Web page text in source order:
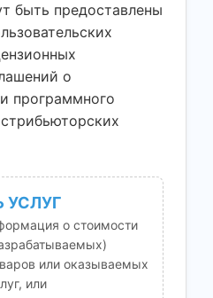
быть предоставлены
о
программного
УСЛУГ
о стоимости
или оказываемых
или